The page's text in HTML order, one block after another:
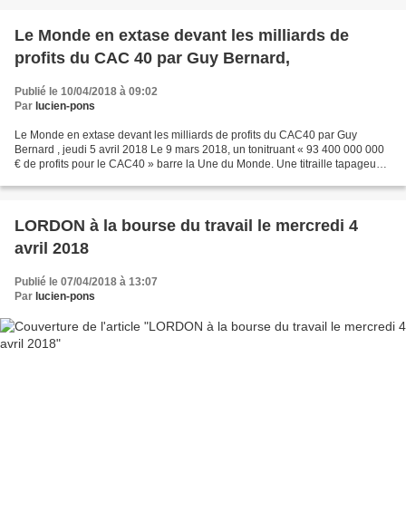
Le Monde en extase devant les milliards de
profits du CAC 40 par Guy Bernard,
Publié le 10/04/2018 à 09:02
Par lucien-pons
Le Monde en extase devant les milliards de profits du CAC40 par Guy
Bernard , jeudi 5 avril 2018 Le 9 mars 2018, un tonitruant « 93 400 000 000
€ de profits pour le CAC40 » barre la Une du Monde. Une titraille tapageuse
LORDON à la bourse du travail le mercredi 4
avril 2018
Publié le 07/04/2018 à 13:07
Par lucien-pons